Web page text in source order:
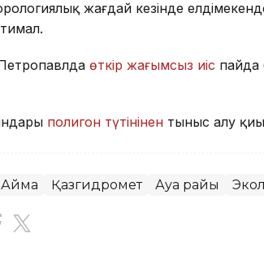
жағдай кезінде
өткір жағымсыз иіс пайда
полигон түтінінен тыныс алу
Аймақ Қазгидромет Ауа райы